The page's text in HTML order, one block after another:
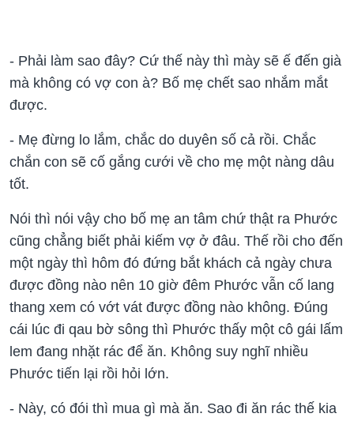
- Phải làm sao đây? Cứ thế này thì mày sẽ ế đến già
mà không có vợ con à? Bố mẹ chết sao nhắm mắt
được.
- Mẹ đừng lo lắm, chắc do duyên số cả rồi. Chắc
chắn con sẽ cố gắng cưới về cho mẹ một nàng dâu
tốt.
Nói thì nói vậy cho bố mẹ an tâm chứ thật ra Phước
cũng chẳng biết phải kiếm vợ ở đâu. Thế rồi cho đến
một ngày thì hôm đó đứng bắt khách cả ngày chưa
được đồng nào nên 10 giờ đêm Phước vẫn cố lang
thang xem có vớt vát được đồng nào không. Đúng
cái lúc đi qau bờ sông thì Phước thấy một cô gái lấm
lem đang nhặt rác để ăn. Không suy nghĩ nhiều
Phước tiến lại rồi hỏi lớn.
- Này, có đói thì mua gì mà ăn. Sao đi ăn rác thế kia